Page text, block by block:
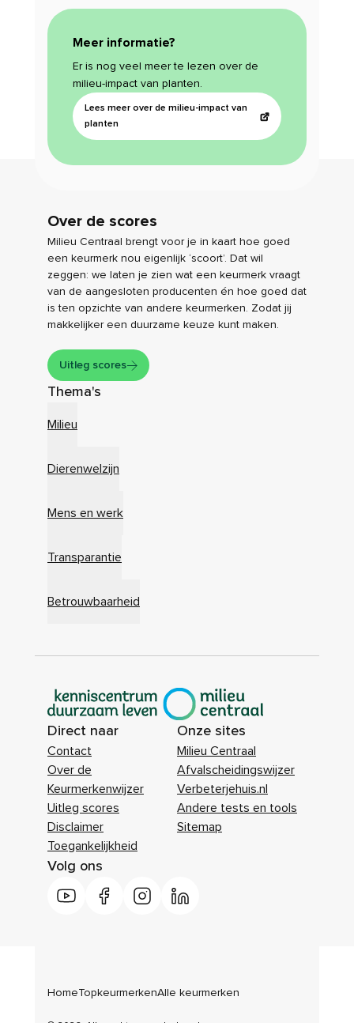
Meer informatie?
Er is nog veel meer te lezen over de
milieu-impact van planten.
Lees meer over de milieu-impact van
planten
Over de scores
Milieu Centraal brengt voor je in kaart hoe goed
een keurmerk nou eigenlijk ‘scoort’. Dat wil
zeggen: we laten je zien wat een keurmerk vraagt
van de aangesloten producenten én hoe goed dat
is ten opzichte van andere keurmerken. Zodat jij
makkelijker een duurzame keuze kunt maken.
Uitleg scores
Thema's
Milieu
Dierenwelzijn
Mens en werk
Transparantie
Betrouwbaarheid
|
Direct naar
Contact
Over de
Keurmerkenwijzer
Uitleg scores
Disclaimer
Toegankelijkheid
Onze sites
Milieu Centraal
Afvalscheidingswijzer
Verbeterjehuis.nl
Andere tests en tools
Sitemap
Volg ons
HomeTopkeurmerkenAlle keurmerken